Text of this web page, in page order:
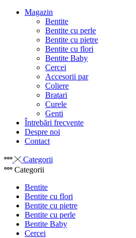
Magazin
Bentite
Bentite cu perle
Bentite cu pietre
Bentite cu flori
Bentite Baby
Cercei
Accesorii par
Coliere
Bratari
Curele
Genti
Întrebări frecvente
Despre noi
Contact
Categorii
Categorii
Bentite
Bentite cu flori
Bentite cu pietre
Bentite cu perle
Bentite Baby
Cercei